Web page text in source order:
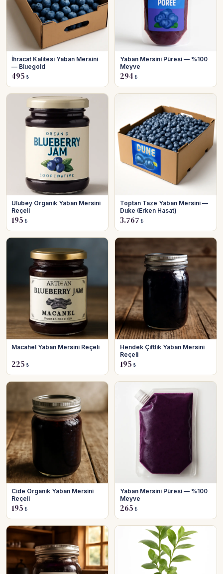
İhracat Kalitesi Yaban Mersini
— Bluegold
495 ₺
Yaban Mersini Püresi — %100
Meyve
294 ₺
Ulubey Organik Yaban Mersini
Reçeli
195 ₺
Toptan Taze Yaban Mersini —
Duke (Erken Hasat)
3.767 ₺
Macahel Yaban Mersini Reçeli
225 ₺
Hendek Çiftlik Yaban Mersini
Reçeli
195 ₺
Cide Organik Yaban Mersini
Reçeli
195 ₺
Yaban Mersini Püresi — %100
Meyve
265 ₺